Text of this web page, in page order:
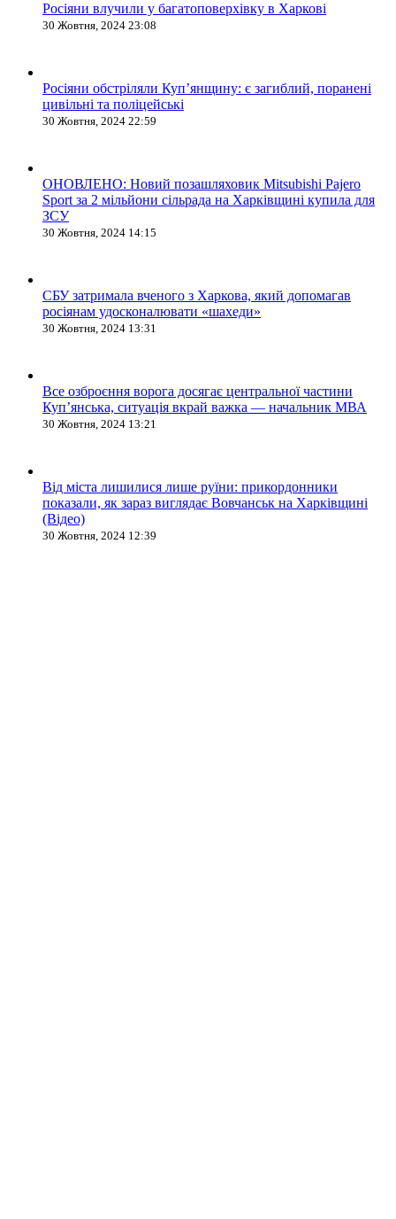
Росіяни влучили у багатоповерхівку в Харкові
30 Жовтня, 2024 23:08
Росіяни обстріляли Купʼянщину: є загиблий, поранені
цивільні та поліцейські
30 Жовтня, 2024 22:59
ОНОВЛЕНО: Новий позашляховик Mitsubishi Pajero
Sport за 2 мільйони сільрада на Харківщині купила для
ЗСУ
30 Жовтня, 2024 14:15
СБУ затримала вченого з Харкова, який допомагав
росіянам удосконалювати «шахеди»
30 Жовтня, 2024 13:31
Все озброєння ворога досягає центральної частини
Куп’янська, ситуація вкрай важка — начальник МВА
30 Жовтня, 2024 13:21
Від міста лишилися лише руїни: прикордонники
показали, як зараз виглядає Вовчанськ на Харківщині
(Відео)
30 Жовтня, 2024 12:39